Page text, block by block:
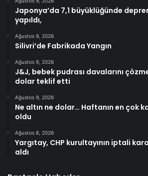
Japonya’da 7,1 büyüklüğünde
yapıldı,
Ağustos 9, 2026
Silivri’de Fabrikada Yangın
Ağustos 9, 2026
J&J, bebek pudrası davalarını
dolar teklif etti
Ağustos 9, 2026
Ne altın ne dolar… Haftanın en çok
oldu
Ağustos 8, 2026
Yargıtay, CHP kurultayının iptali
aldı